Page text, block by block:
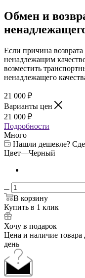
Обмен и
Если причина возврата
ненадлежащим
возместить
ненадлежащего
21 000 ₽
Варианты цен
21 000 ₽
Подробности
Много
Нашли дешевле?
Цвет—Черный
В корзину
Купить в 1 клик
Хочу в подарок
Цена и наличие
день